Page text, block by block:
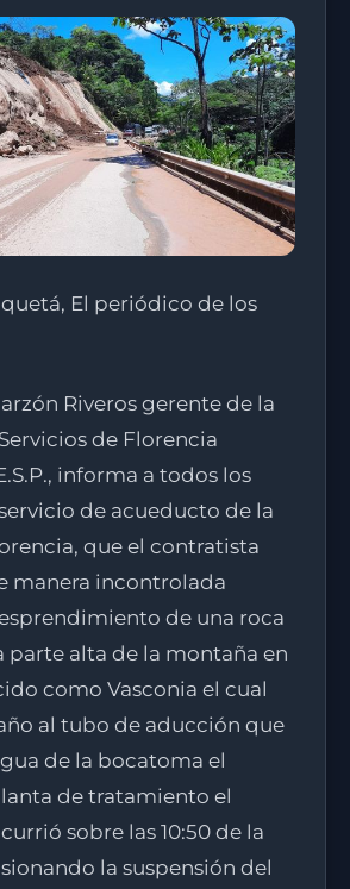
El periódico de los
Riveros gerente de la
de Florencia
informa a todos los
de acueducto de la
que el contratista
manera incontrolada
de una roca
parte alta de la montaña en
como Vasconia el cual
al tubo de aducción que
de la bocatoma el
de tratamiento el
sobre las 10:50 de la
la suspensión del